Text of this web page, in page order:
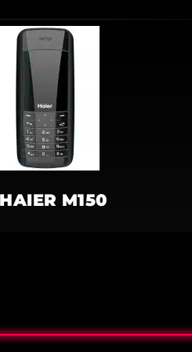
HAIER M150